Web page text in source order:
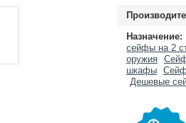
Назначение:
сейфы на 2
оружия
шкафы
Дешевые